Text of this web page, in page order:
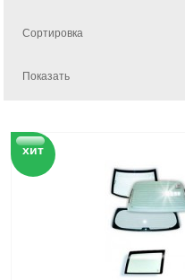
Сортировка
Показать
хит